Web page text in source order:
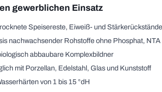
gewerblichen Einsatz
Speisereste, Eiweiß- und
nachwachsender Rohstoffe ohne Phosphat,
abbaubare Komplexbildner
mit Porzellan, Edelstahl, Glas und Kunststoff
von 1 bis 15 °dH